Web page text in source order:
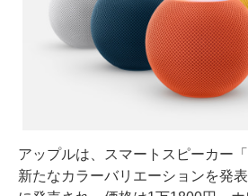
アップルは、スマートスピーカー
新たなカラーバリエーションを発